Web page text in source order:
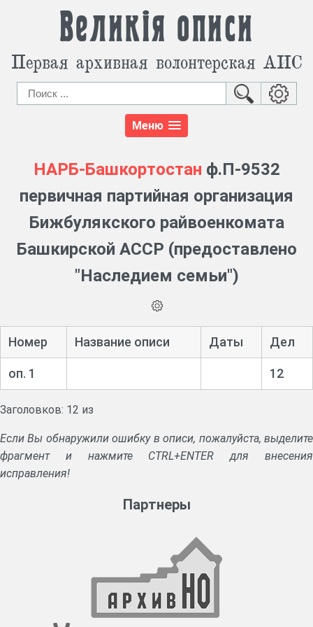
Великія описи
Первая архивная волонтерская АИС
Меню
НАРБ-Башкортостан ф.П-9532
первичная партийная организация
Бижбулякского райвоенкомата
Башкирской АССР (предоставлено
"Наследием семьи")
Номер Название описи Даты Дел
оп. 1 12
Заголовков: 12 из
Если Вы обнаружили ошибку в описи, пожалуйста, выделите
фрагмент и нажмите CTRL+ENTER для внесения
исправления!
Партнеры